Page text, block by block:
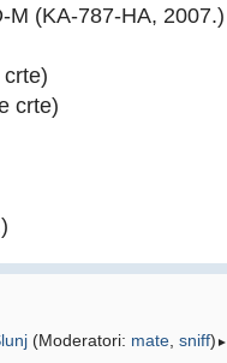
M (KA-787-HA, 2007.)
crte)
(Moderatori: mate sniff) ►